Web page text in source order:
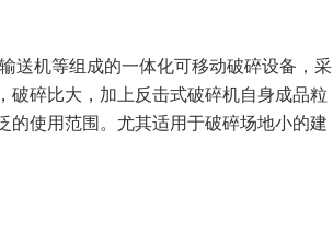
送机等组成的一体化可移动破碎设备，采
破碎比大，加上反击式破碎机自身成品粒
使用范围。尤其适用于破碎场地小的建